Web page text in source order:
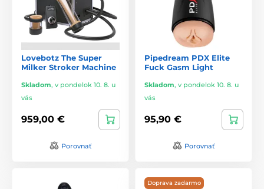
Lovebotz The Super
Milker Stroker Machine
Skladom, v pondelok 10. 8. u
vás
959,00 €
Porovnať
Pipedream PDX Elite
Fuck Gasm Light
Skladom, v pondelok 10. 8. u
vás
95,90 €
Porovnať
Doprava zadarmo